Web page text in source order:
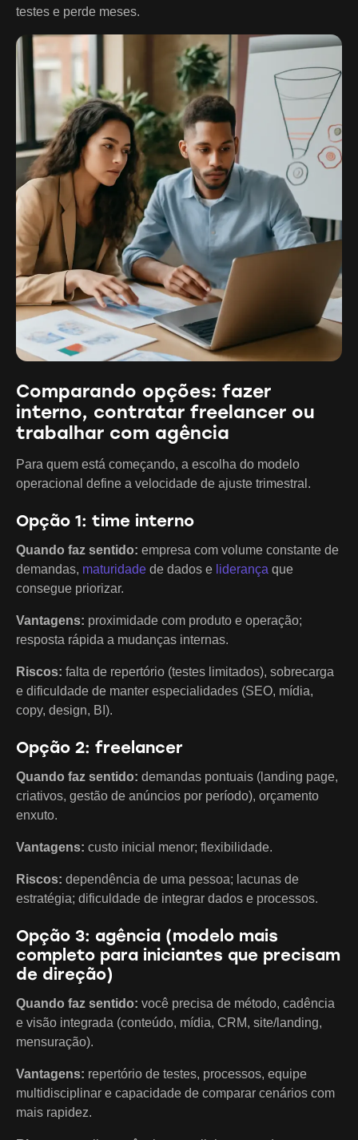
testes e perde meses.
Comparando opções: fazer
interno, contratar freelancer ou
trabalhar com agência
Para quem está começando, a escolha do modelo
operacional define a velocidade de ajuste trimestral.
Opção 1: time interno
Quando faz sentido: empresa com volume constante de
demandas, maturidade de dados e liderança que
consegue priorizar.
Vantagens: proximidade com produto e operação;
resposta rápida a mudanças internas.
Riscos: falta de repertório (testes limitados), sobrecarga
e dificuldade de manter especialidades (SEO, mídia,
copy, design, BI).
Opção 2: freelancer
Quando faz sentido: demandas pontuais (landing page,
criativos, gestão de anúncios por período), orçamento
enxuto.
Vantagens: custo inicial menor; flexibilidade.
Riscos: dependência de uma pessoa; lacunas de
estratégia; dificuldade de integrar dados e processos.
Opção 3: agência (modelo mais
completo para iniciantes que precisam
de direção)
Quando faz sentido: você precisa de método, cadência
e visão integrada (conteúdo, mídia, CRM, site/landing,
mensuração).
Vantagens: repertório de testes, processos, equipe
multidisciplinar e capacidade de comparar cenários com
mais rapidez.